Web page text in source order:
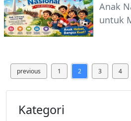
Anak
untuk
previous 1 2 3 4
Kategori